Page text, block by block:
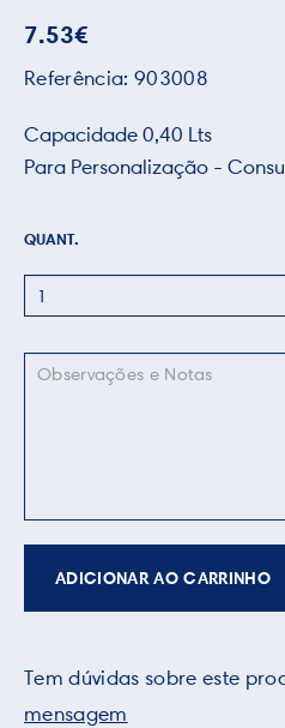
7.53€
Referência: 903008
Capacidade 0,40 Lts
Para Personalização -
QUANT.
ADICIONAR AO CARRINHO
Tem dúvidas sobre este
mensagem